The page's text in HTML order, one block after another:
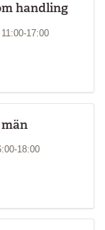
handling
17:00
18:00